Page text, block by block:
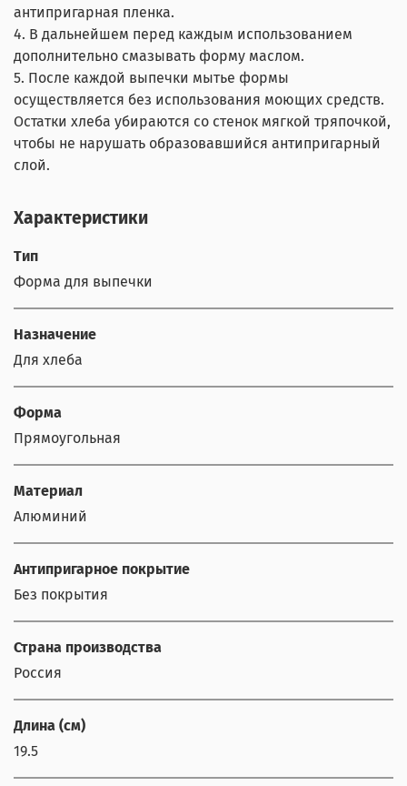
антипригарная пленка.
4. В дальнейшем перед каждым использованием
дополнительно смазывать форму маслом.
5. После каждой выпечки мытье формы
осуществляется без использования моющих средств.
Остатки хлеба убираются со стенок мягкой тряпочкой,
чтобы не нарушать образовавшийся антипригарный
слой.
Характеристики
Тип
Форма для выпечки
Назначение
Для хлеба
Форма
Прямоугольная
Материал
Алюминий
Антипригарное покрытие
Без покрытия
Страна производства
Россия
Длина (см)
19.5